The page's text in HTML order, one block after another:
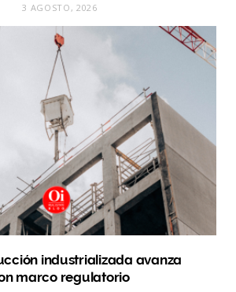
3 AGOSTO, 2026
industrializada avanza
marco regulatorio